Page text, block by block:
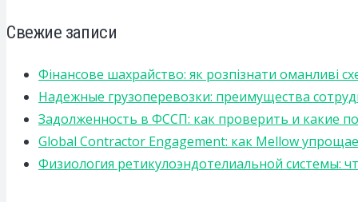
Свежие записи
Фінансове шахрайство: як розпізнати оманливі
Надежные грузоперевозки: преимущества
Задолженность в ФССП: как проверить и какие
Global Contractor Engagement: как Mellow
Физиология ретикулоэндотелиальной системы: